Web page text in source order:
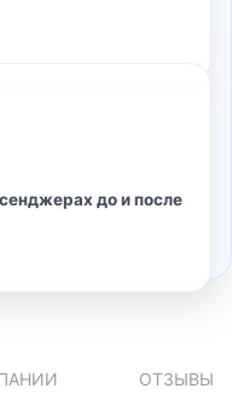
до и после
ОТЗЫВЫ